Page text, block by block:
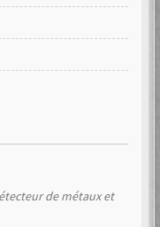
de métaux et